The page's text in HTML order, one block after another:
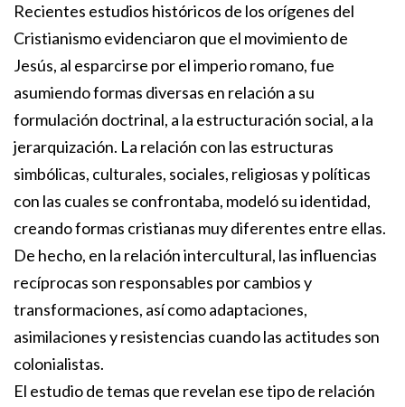
Recientes estudios históricos de los orígenes del
Cristianismo evidenciaron que el movimiento de
Jesús, al esparcirse por el imperio romano, fue
asumiendo formas diversas en relación a su
formulación doctrinal, a la estructuración social, a la
jerarquización. La relación con las estructuras
simbólicas, culturales, sociales, religiosas y políticas
con las cuales se confrontaba, modeló su identidad,
creando formas cristianas muy diferentes entre ellas.
De hecho, en la relación intercultural, las influencias
recíprocas son responsables por cambios y
transformaciones, así como adaptaciones,
asimilaciones y resistencias cuando las actitudes son
colonialistas.
El estudio de temas que revelan ese tipo de relación